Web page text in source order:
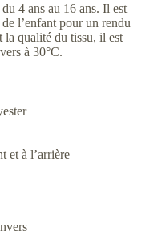
4 ans au 16 ans. Il est
l’enfant pour un rendu
la qualité du tissu, il est
à 30°C.
et à l’arrière